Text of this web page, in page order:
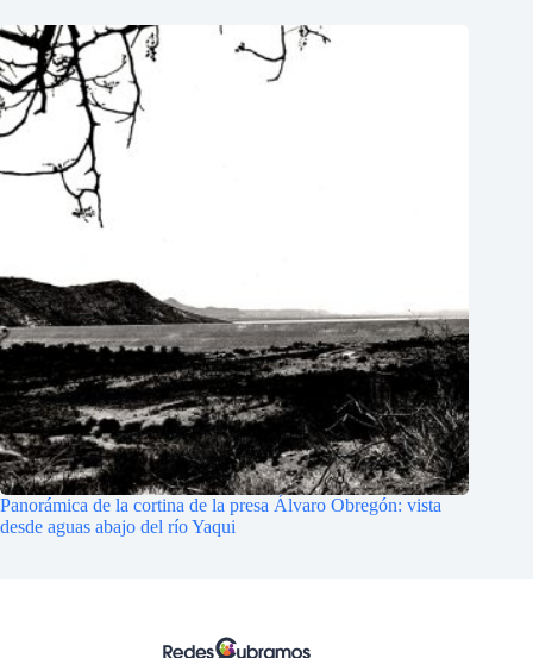
Panorámica de la cortina de la presa Álvaro Obregón: vista
desde aguas abajo del río Yaqui